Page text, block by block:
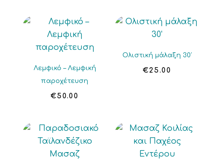
Λεμφικό – Λεμφική
παροχέτευση
€50.00
Ολιστική μάλαξη 30′
€25.00